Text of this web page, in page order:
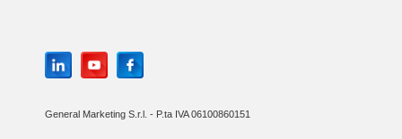
General Marketing S.r.l. - P.ta IVA 06100860151